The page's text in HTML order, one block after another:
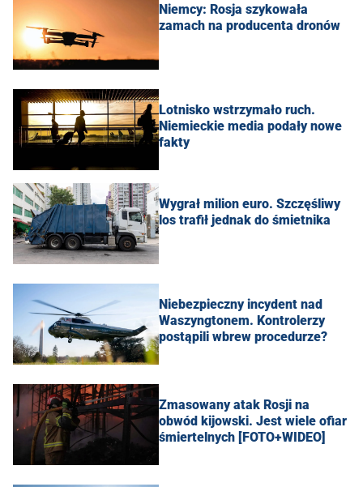
Niemcy: Rosja szykowała
zamach na producenta dronów
Lotnisko wstrzymało ruch.
Niemieckie media podały nowe
fakty
Wygrał milion euro. Szczęśliwy
los trafił jednak do śmietnika
Niebezpieczny incydent nad
Waszyngtonem. Kontrolerzy
postąpili wbrew procedurze?
Zmasowany atak Rosji na
obwód kijowski. Jest wiele ofiar
śmiertelnych [FOTO+WIDEO]